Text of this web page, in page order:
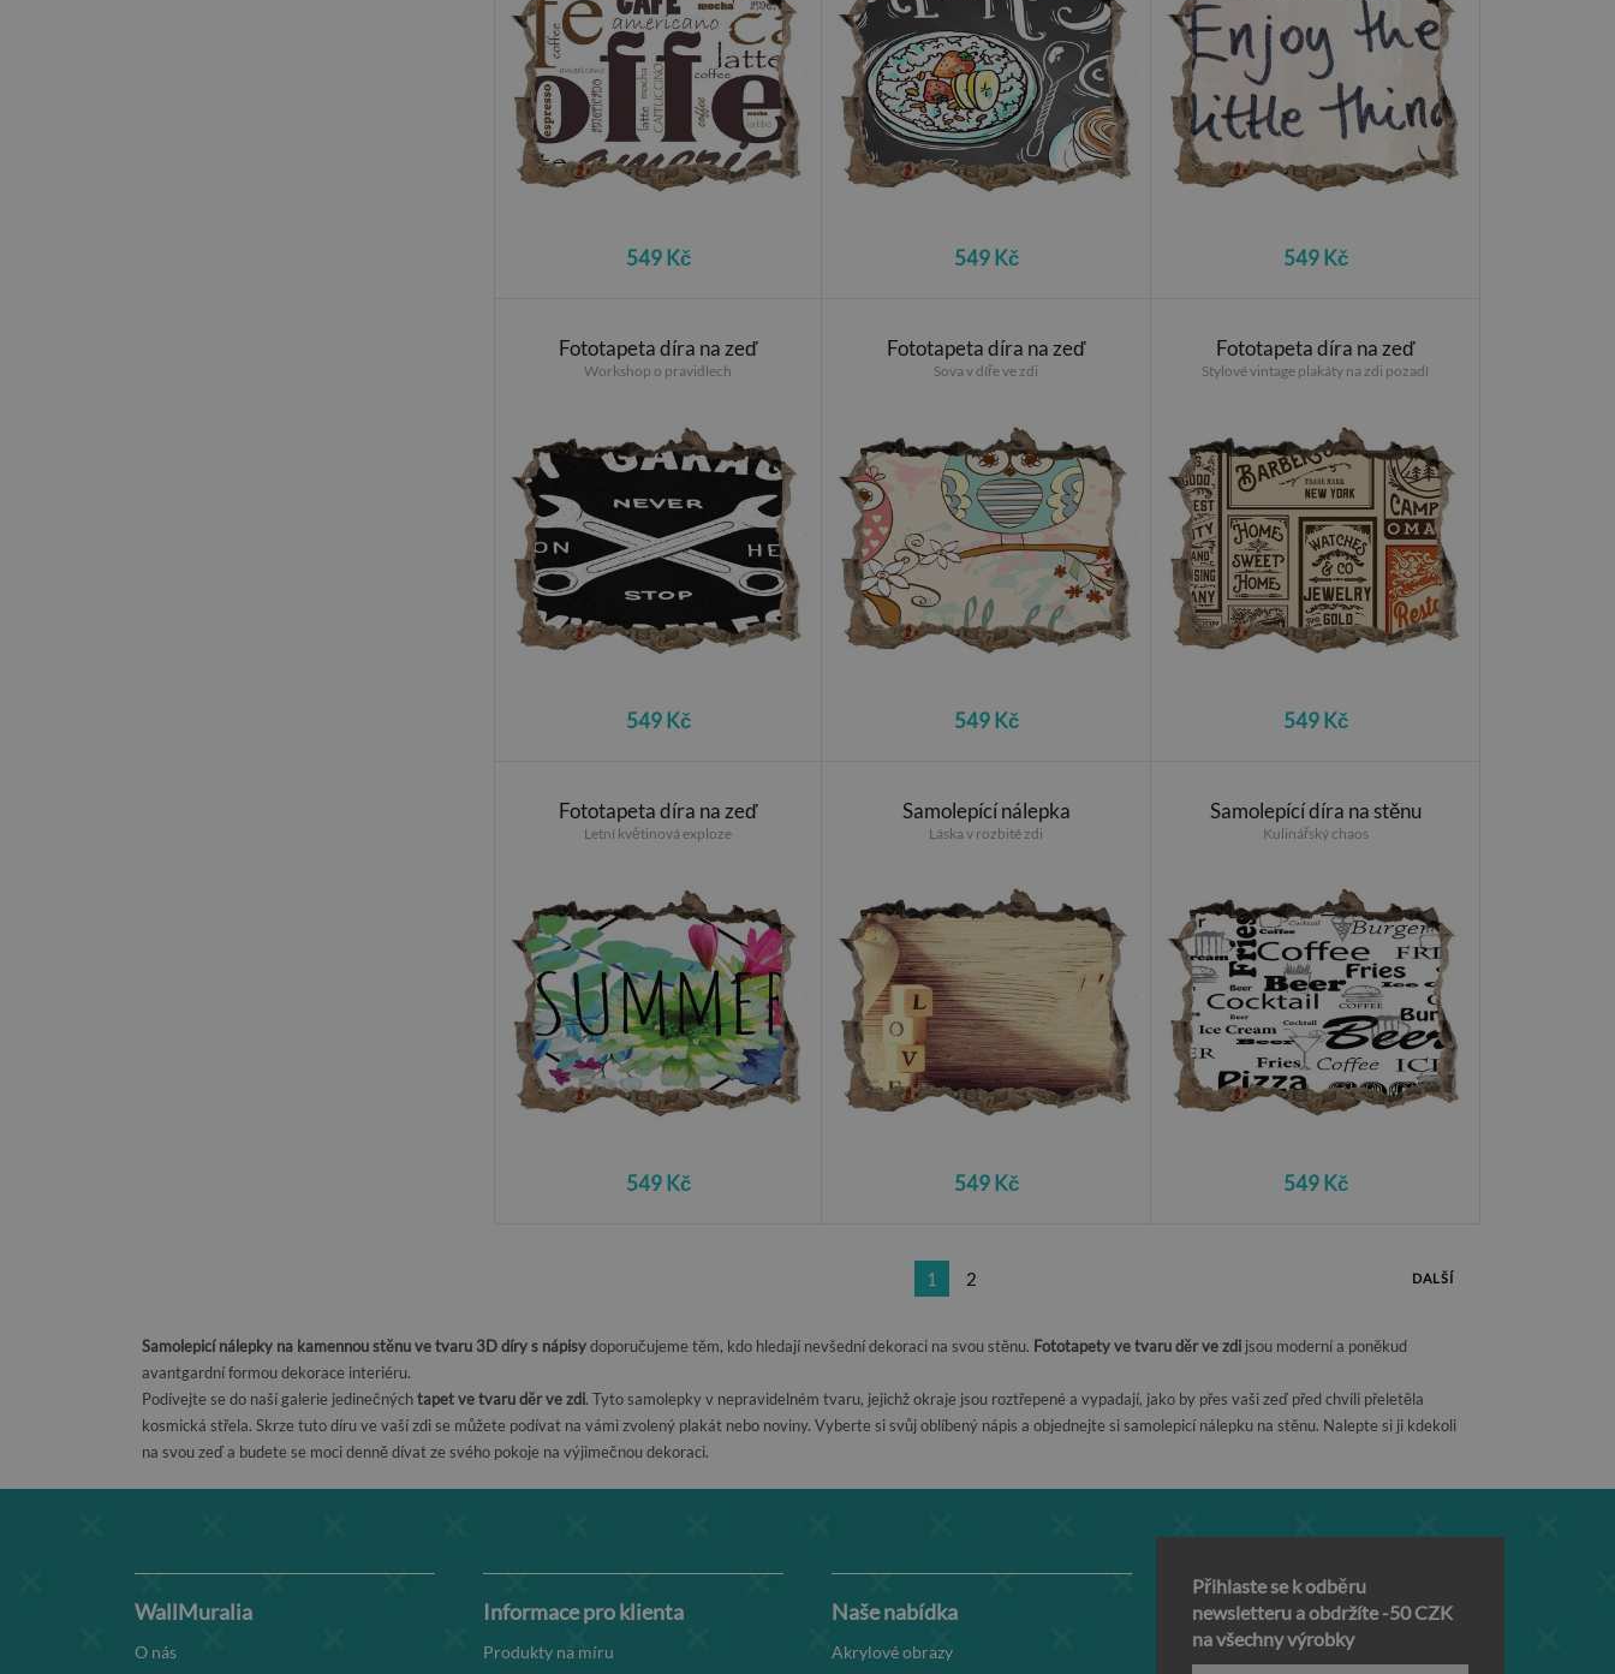
549 Kč 549 Kč 549 Kč
Fototapeta díra na zeď
Workshop o pravidlech
549 Kč
Fototapeta díra na zeď
Sova v díře ve zdi
549 Kč
Fototapeta díra na zeď
Stylové vintage plakáty na zdi pozadí
549 Kč
Fototapeta díra na zeď
Letní květinová exploze
549 Kč
Samolepící nálepka
Láska v rozbité zdi
549 Kč
Samolepící díra na stěnu
Kulinářský chaos
549 Kč
1 2 DALŠÍ
Samolepicí nálepky na kamennou stěnu ve tvaru 3D díry s nápisydoporučujeme těm, kdo hledají nevšední dekoraci na svou stěnu. Fototapety ve tvaru děr ve zdi jsou moderní a poněkud
avantgardní formou dekorace interiéru.
Podívejte se do naší galerie jedinečnýchtapet ve tvaru děr ve zdi. Tyto samolepky v nepravidelném tvaru, jejichž okraje jsou roztřepené a vypadají, jako by přes vaši zeď před chvíli přeletěla
kosmická střela. Skrze tuto díru ve vaší zdi se můžete podívat na vámi zvolený plakát nebo noviny. Vyberte si svůj oblíbený nápis a objednejte si samolepicí nálepku na stěnu. Nalepte si ji kdekoli
na svou zeď a budete se moci denně dívat ze svého pokoje na výjimečnou dekoraci.
WallMuralia
O nás
Informace pro klienta
Produkty na míru
Naše nabídka
Akrylové obrazy
Přihlaste se k odběru
newsletteru a obdržíte -50 CZK
na všechny výrobky